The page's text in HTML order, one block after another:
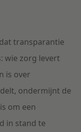
transparantie
wie zorg levert
is over
ondermijnt de
om een
in stand te